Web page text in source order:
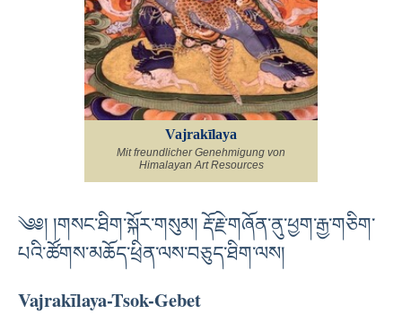
Vajrakīlaya
Mit freundlicher Genehmigung von
Himalayan Art Resources
༄༅། །གསང་ཐིག་སྐོར་གསུམ། རྡོ་རྗེ་གཞོན་ནུ་ཕྱག་རྒྱ་གཅིག་
པའི་ཚོགས་མཆོད་ཕྲིན་ལས་བཅུད་ཐིག་ལས།
Vajrakīlaya-Tsok-Gebet